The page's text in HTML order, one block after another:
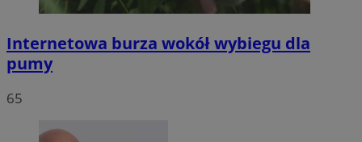
Internetowa burza wokół wybiegu dla
pumy
65